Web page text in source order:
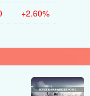
+2.60%